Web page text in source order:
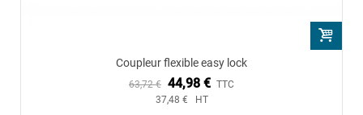
Coupleur flexible easy lock
63,72 € 44,98 € TTC
37,48 € HT